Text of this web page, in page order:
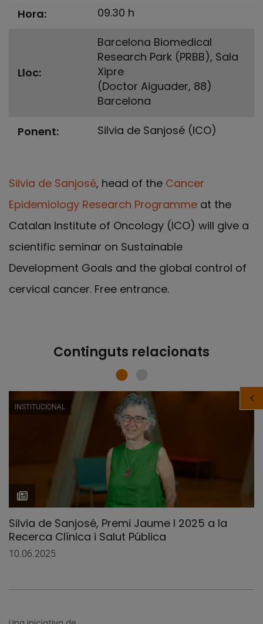
Hora 09.30 h
Lloc
Barcelona Biomedical
Research Park (PRBB), Sala
Xipre
(Doctor Aiguader, 88)
Barcelona
Ponent Silvia de Sanjosé (ICO)
Silvia de Sanjosé, head of the Cancer
Epidemiology Research Programme at the
Catalan Institute of Oncology (ICO) will give a
scientific seminar on Sustainable
Development Goals and the global control of
cervical cancer. Free entrance.
Continguts relacionats
INSTITUCIONAL
Silvia de Sanjosé, Premi Jaume I 2025 a la
Recerca Clínica i Salut Pública
10.06.2025